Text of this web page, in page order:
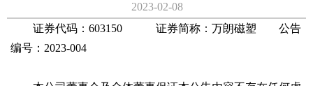
2023-02-08
证券代码：603150 证券简称：万朗磁塑 公告
编号：2023-004